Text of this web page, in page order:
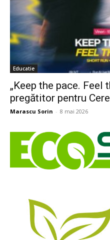
Educatie
„Keep the pace. Feel
pregătitor pentru
Marascu Sorin - 8 mai 2026